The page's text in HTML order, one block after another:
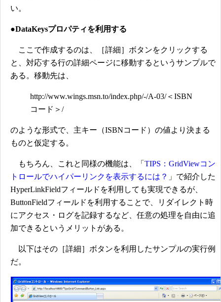
い。
●DataKeysプロパティを利用する
ここで作成するのは、［詳細］ボタンをクリックする
と、対応する行の詳細ページに移動するというサンプルで
ある。移動先は、
http://www.wings.msn.to/index.php/-/A-03/＜ISBN
コード＞/
のような形式で、主キー（ISBNコード）の値より決まる
ものと仮定する。
もちろん、これと同様の機能は、「 TIPS：GridViewコン
トロールでハイパーリンクを表示するには？ 」で紹介した
HyperLinkFieldフィールドを利用しても実現できるが、
ButtonFieldフィールドを利用することで、リダイレクト時
にアクセス・ログを記録するなど、任意の処理を自由に追
加できるというメリットがある。
以下はその［詳細］ボタンを利用したサンプルの実行例
だ。